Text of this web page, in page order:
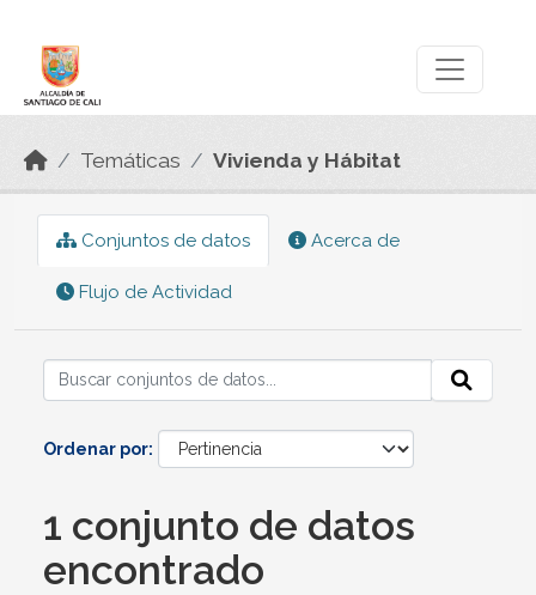
Temáticas Vivienda y Hábitat
Conjuntos de datos Acerca de
Flujo de Actividad
Ordenar por
1 conjunto de datos
encontrado